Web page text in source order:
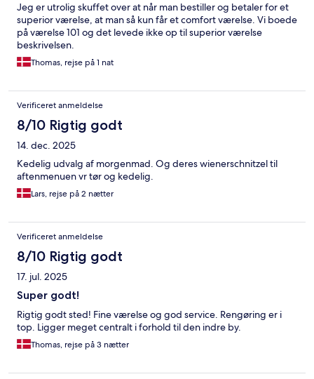
Jeg er utrolig skuffet over at når man bestiller og betaler for et
superior værelse, at man så kun får et comfort værelse. Vi boede
på værelse 101 og det levede ikke op til superior værelse
beskrivelsen.
Thomas, rejse på 1 nat
Verificeret anmeldelse
8/10 Rigtig godt
14. dec. 2025
Kedelig udvalg af morgenmad. Og deres wienerschnitzel til
aftenmenuen vr tør og kedelig.
Lars, rejse på 2 nætter
Verificeret anmeldelse
8/10 Rigtig godt
17. jul. 2025
Super godt!
Rigtig godt sted! Fine værelse og god service. Rengøring er i
top. Ligger meget centralt i forhold til den indre by.
Thomas, rejse på 3 nætter